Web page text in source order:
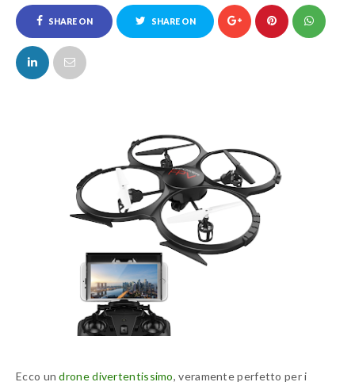
SHARE ON
FACEBOOK
SHARE ON
Ecco undrone divertentissimo, veramente perfetto per i